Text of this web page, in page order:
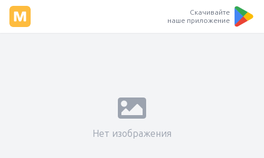
Скачивайте
наше приложение
Нет изображения